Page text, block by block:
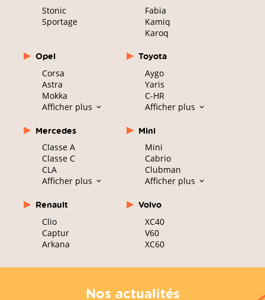
Stonic
Sportage
Fabia
Kamiq
Karoq
Opel
Corsa
Astra
Mokka
Afficher plus
Toyota
Aygo
Yaris
C-HR
Afficher plus
Mercedes
Classe A
Classe C
CLA
Afficher plus
Mini
Mini
Cabrio
Clubman
Afficher plus
Renault
Clio
Captur
Arkana
Volvo
XC40
V60
XC60
Nos actualités